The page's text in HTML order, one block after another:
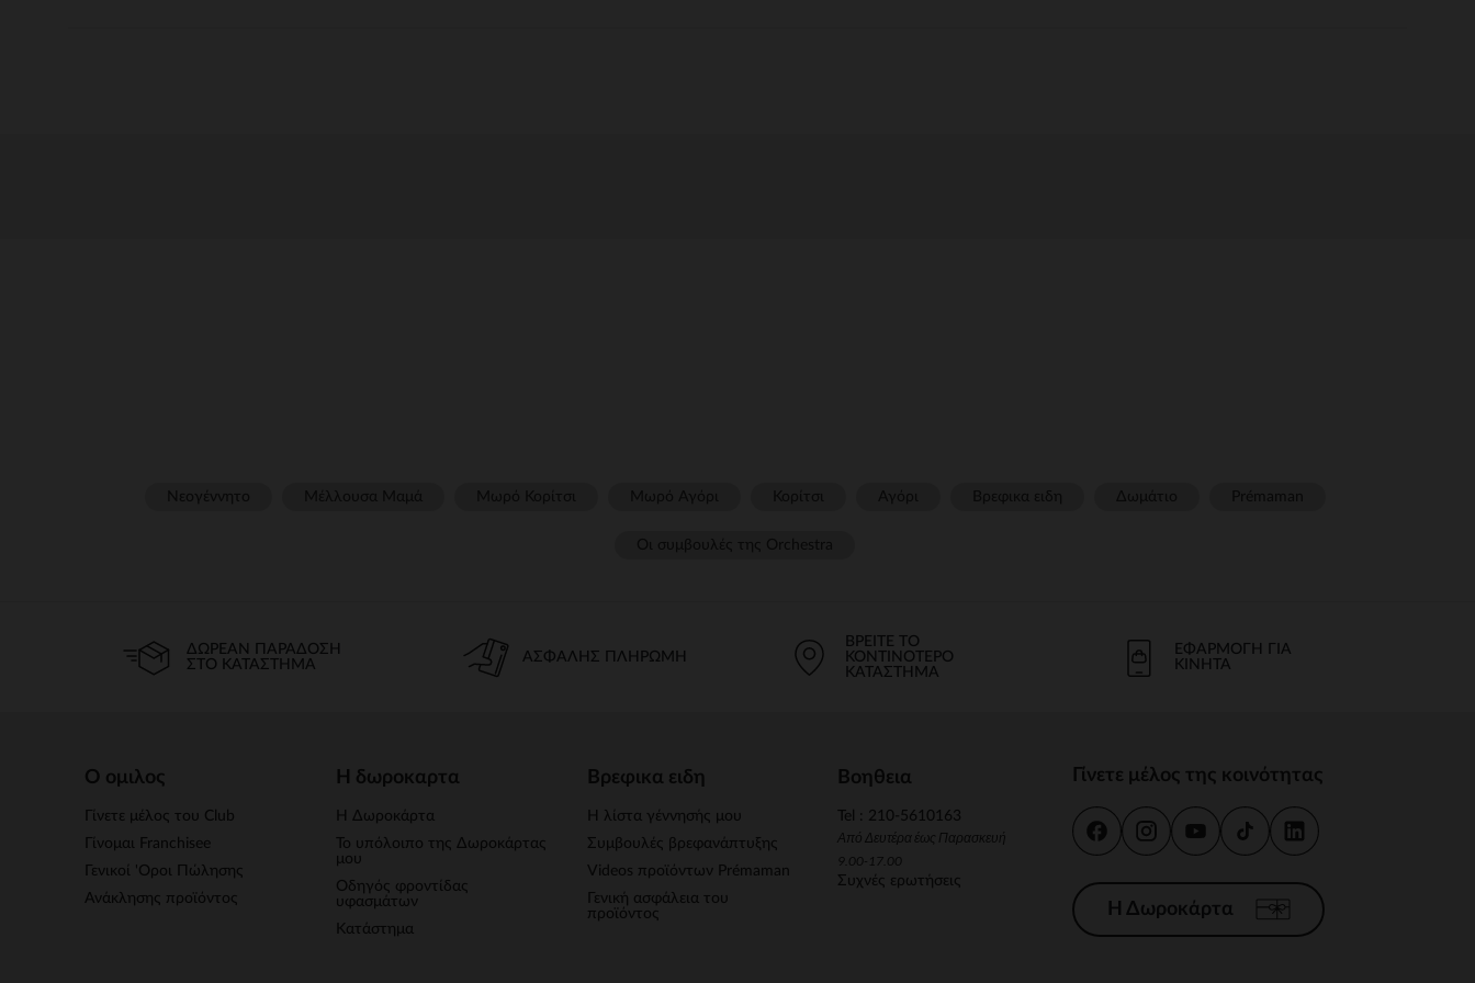
ΔΩΡΕΆΝ ΠΑΡΆΔΟΣΗ
ΣΤΟ ΚΑΤΆΣΤΗΜΑ
ΑΣΦΑΛΉΣ ΠΛΗΡΩΜΉ
ΒΡΕΊΤΕ ΤΟ
ΚΟΝΤΙΝΌΤΕΡΟ
ΚΑΤΆΣΤΗΜΑ
ΕΦΑΡΜΟΓΉ ΓΙΑ
ΚΙΝΗΤΆ
Ο ομιλος
Γίνετε μέλος του Club
Γίνομαι Franchisee
Γενικοί 'Οροι Πώλησης
Ανάκλησης προϊόντος
Η δωροκαρτα
Η Δωροκάρτα
Το υπόλοιπο της Δωροκάρτας
μου
Οδηγός φροντίδας
υφασμάτων
Κατάστημα
Βρεφικα ειδη
Η λίστα γέννησής μου
Συμβουλές βρεφανάπτυξης
Videos προϊόντων Prémaman
Γενική ασφάλεια του
προϊόντος
Βοηθεια
Tel : 210-5610163
Από Δευτέρα έως Παρασκευή
9.00-17.00
Συχνές ερωτήσεις
Γίνετε μέλος της κοινότητας
Η Δωροκάρτα